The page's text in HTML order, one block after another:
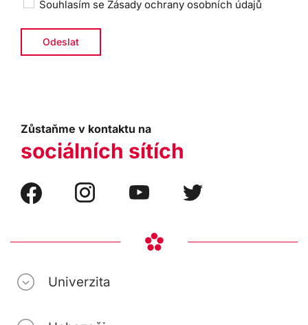
Souhlasím se Zásady ochrany osobních údajů
Zůstaňme v kontaktu na
sociálních sítích
Univerzita